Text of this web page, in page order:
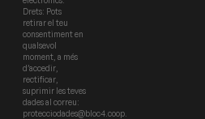
Drets: Pots
retirar el teu
consentiment en
qualsevol
moment, a més
d’accedir,
rectificar,
suprimir les teves
dades al correu:
protecciodades@bloc4.coop.